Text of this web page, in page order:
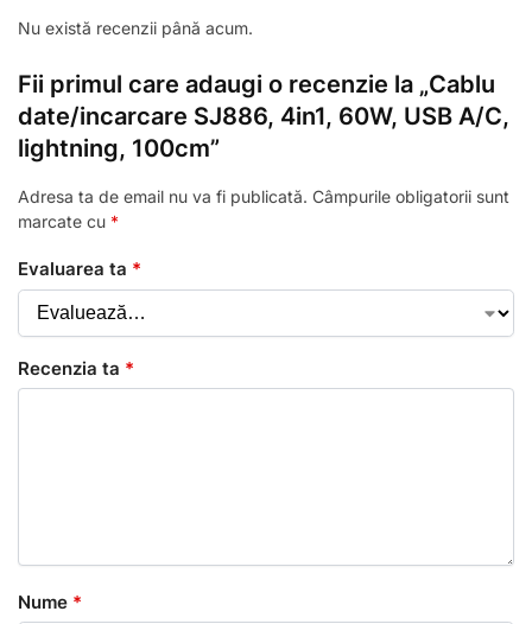
Nu există recenzii până acum.
Fii primul care adaugi o recenzie la „Cablu
date/incarcare SJ886, 4in1, 60W, USB A/C,
lightning, 100cm”
Adresa ta de email nu va fi publicată. Câmpurile obligatorii sunt
marcate cu *
Evaluarea ta *
Recenzia ta *
Nume *